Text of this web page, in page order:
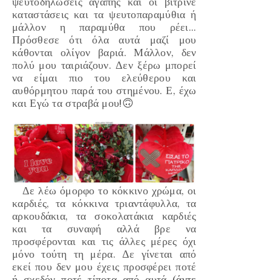
καταστάσεις και τα ψευτοπαραμύθια ή
μάλλον η παραμύθα που ρέει...
Πρόσθεσε ότι όλα αυτά μαζί μου
κάθονται ολίγον βαριά. Μάλλον, δεν
πολύ μου ταιριάζουν. Δεν ξέρω μπορεί
να είμαι πιο του ελεύθερου και
αυθόρμητου παρά του στημένου. Ε, έχω
και Εγώ τα στραβά μου!🙃
Δε λέω όμορφο το κόκκινο χρώμα, οι
καρδιές, τα κόκκινα τριαντάφυλλα, τα
αρκουδάκια, τα σοκολατάκια καρδιές
και τα συναφή αλλά βρε να
προσφέρονται και τις άλλες μέρες όχι
μόνο τούτη τη μέρα. Δε γίνεται από
εκεί που δεν μου έχεις προσφέρει ποτέ